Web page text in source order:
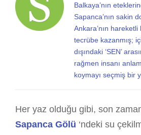
Balkaya’nın
Sapanca’nın sakin
Ankara’nın
tecrübe kazanmış;
dışındaki ‘SEN’
rağmen insanı
koymayı seçmiş bir
Her yaz olduğu gibi, son
Sapanca Gölü ‘ndeki su